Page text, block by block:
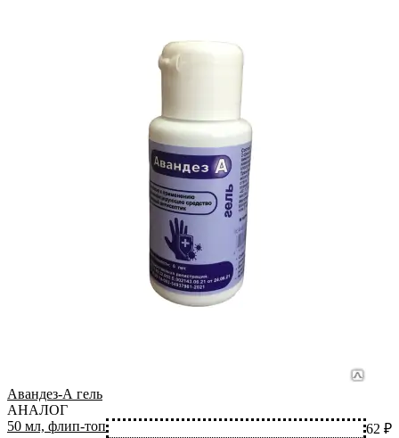
Авандез-А гель
АНАЛОГ
50 мл, флип-топ
62 ₽